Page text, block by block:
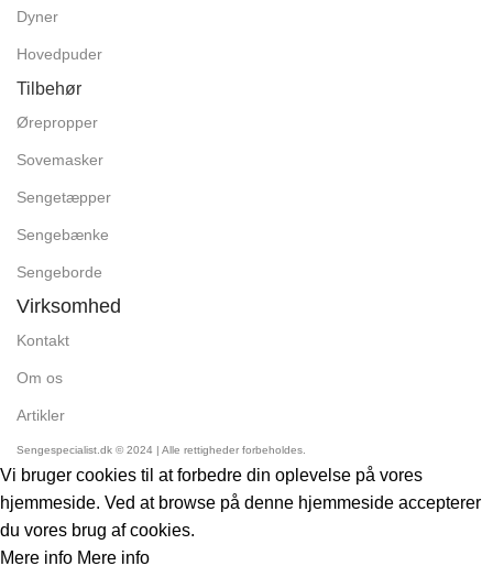
Dyner
Hovedpuder
Tilbehør
Ørepropper
Sovemasker
Sengetæpper
Sengebænke
Sengeborde
Virksomhed
Kontakt
Om os
Artikler
Sengespecialist.dk © 2024 | Alle rettigheder forbeholdes.
Vi bruger cookies til at forbedre din oplevelse på vores
hjemmeside. Ved at browse på denne hjemmeside accepterer
du vores brug af cookies.
Mere info Mere info